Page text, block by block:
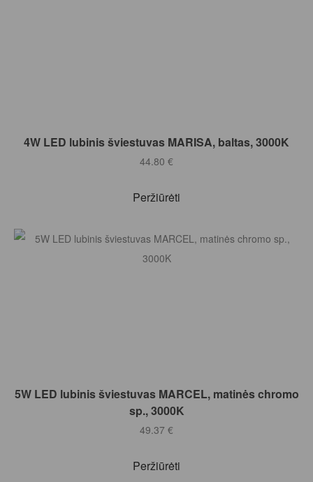
Į KREPŠELĮ
4W LED lubinis šviestuvas MARISA, baltas, 3000K
44.80 €
Peržiūrėti
Į KREPŠELĮ
5W LED lubinis šviestuvas MARCEL, matinės chromo
sp., 3000K
49.37 €
Peržiūrėti